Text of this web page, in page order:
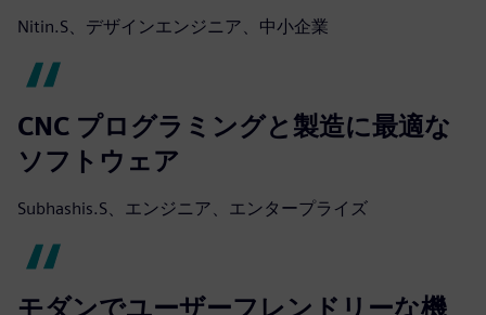
Nitin.S、デザインエンジニア、中小企業
CNC プログラミングと製造に最適な
ソフトウェア
Subhashis.S、エンジニア、エンタープライズ
モダンでユーザーフレンドリーな機